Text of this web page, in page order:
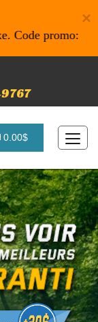
×
promo: P4616
0.00$